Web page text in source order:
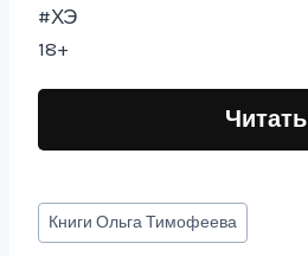
#ХЭ
18+
Читать
Метки
записи:
КнигиОльга Тимофеева